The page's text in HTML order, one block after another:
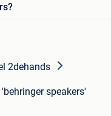
2dehands
speakers'